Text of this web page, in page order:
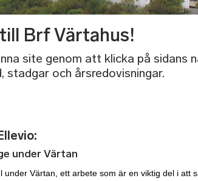
Brf Värtahus!
site genom att klicka på sidans
stadgar och årsredovisningar.
under Värtan
under Värtan, ett arbete som är en viktig del i att